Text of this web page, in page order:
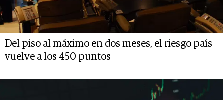
Del piso al máximo en dos meses, el riesgo país
vuelve a los 450 puntos